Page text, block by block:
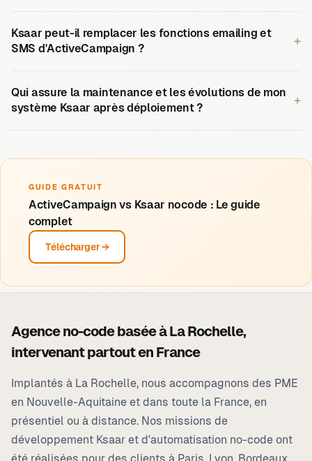
Ksaar peut-il remplacer les fonctions emailing et
SMS d'ActiveCampaign ?
+
Qui assure la maintenance et les évolutions de mon
système Ksaar après déploiement ?
+
GUIDE GRATUIT
ActiveCampaign vs Ksaar nocode : Le guide
complet
Télécharger →
Agence no-code basée àLa Rochelle,
intervenant partout en France
Implantés à La Rochelle, nous accompagnons des PME
en Nouvelle-Aquitaine et dans toute la France, en
présentiel ou à distance. Nos missions de
développement Ksaar et d'automatisation no-code ont